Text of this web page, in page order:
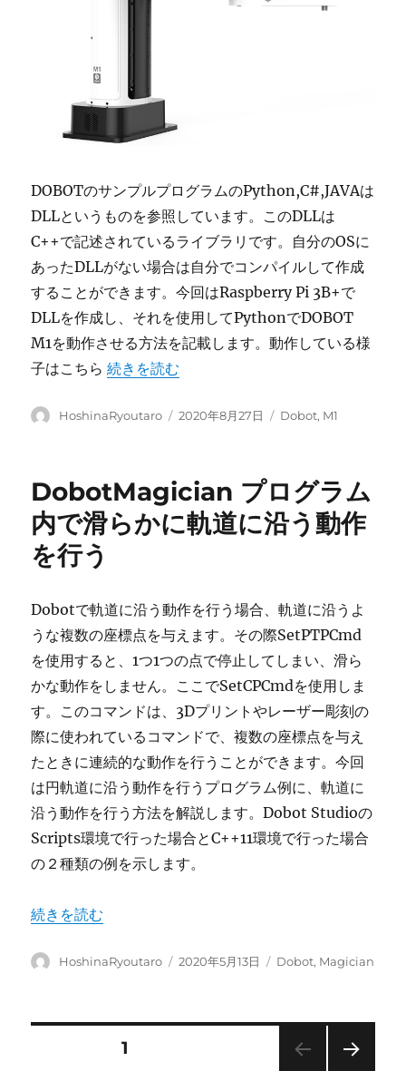
DOBOTのサンプルプログラムのPython,C#,JAVAは
DLLというものを参照しています。このDLLは
C++で記述されているライブラリです。自分のOSに
あったDLLがない場合は自分でコンパイルして作成
することができます。今回はRaspberry Pi 3B+で
DLLを作成し、それを使用してPythonでDOBOT
M1を動作させる方法を記載します。動作している様
子はこちら“Raspberry PiでDOBOT M1を動作させよう
続きを読む
投
HoshinaRyoutaro
投
2020年8月27日
カ
ー
Dobot, M1
DobotMagician プログラム
内で滑らかに軌道に沿う動作
を行う
Dobotで軌道に沿う動作を行う場合、軌道に沿うよ
うな複数の座標点を与えます。その際SetPTPCmd
を使用すると、1つ1つの点で停止してしまい、滑ら
かな動作をしません。ここでSetCPCmdを使用しま
す。このコマンドは、3Dプリントやレーザー彫刻の
際に使われているコマンドで、複数の座標点を与え
たときに連続的な動作を行うことができます。今回
は円軌道に沿う動作を行うプログラム例に、軌道に
沿う動作を行う方法を解説します。Dobot Studioの
Scripts環境で行った場合とC++11環境で行った場合
の２種類の例を示します。
“DobotMagician プログラム内で滑らかに軌道に沿う動
続きを読む
投
HoshinaRyoutaro
投
2020年5月13日
カ
Dobot, Magician
固定ページ1